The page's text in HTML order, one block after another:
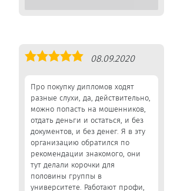
Оценка
08.09.2020
Про покупку дипломов ходят
разные слухи, да, действительно,
можно попасть на мошенников,
отдать деньги и остаться, и без
документов, и без денег. Я в эту
организацию обратился по
рекомендации знакомого, они
тут делали корочки для
половины группы в
университете. Работают профи,